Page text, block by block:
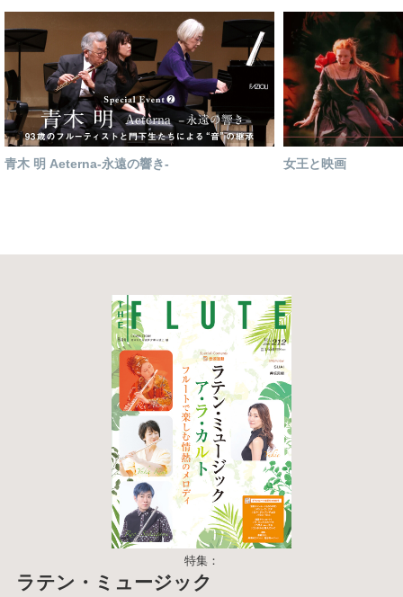
青木 明 Aeterna-永遠の響き- 女王と映画
特集：
ラテン・ミュージック